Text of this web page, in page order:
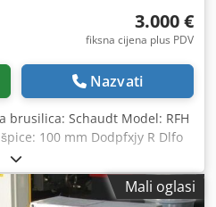
3.000 €
fiksna cijena plus PDV
Nazvati
brusilica: Schaudt Model: RFH
100 mm Dodpfxjy R Dlfo
500 mm Brzine vretena:
brusnog kotača
cca: 1900 kg Oprema: -
Mali oglasi